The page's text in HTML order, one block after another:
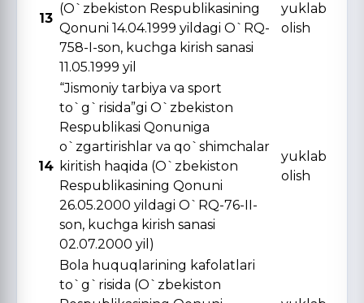
13
(O`zbekiston Respublikasining
Qonuni 14.04.1999 yildagi O`RQ-
758-I-son, kuchga kirish sanasi
11.05.1999 yil
yuklab
olish
14
“Jismoniy tarbiya va sport
to`g`risida”gi O`zbekiston
Respublikasi Qonuniga
o`zgartirishlar va qo`shimchalar
kiritish haqida (O`zbekiston
Respublikasining Qonuni
26.05.2000 yildagi O`RQ-76-II-
son, kuchga kirish sanasi
02.07.2000 yil)
yuklab
olish
Bola huquqlarining kafolatlari
to`g`risida (O`zbekiston